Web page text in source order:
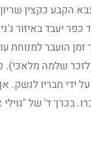
הקבע כקצין
יעבד באיזור
הועבר למנוחת
שלמה מלאכי).
ידי חבריו לנשק.
בכרך ד' של